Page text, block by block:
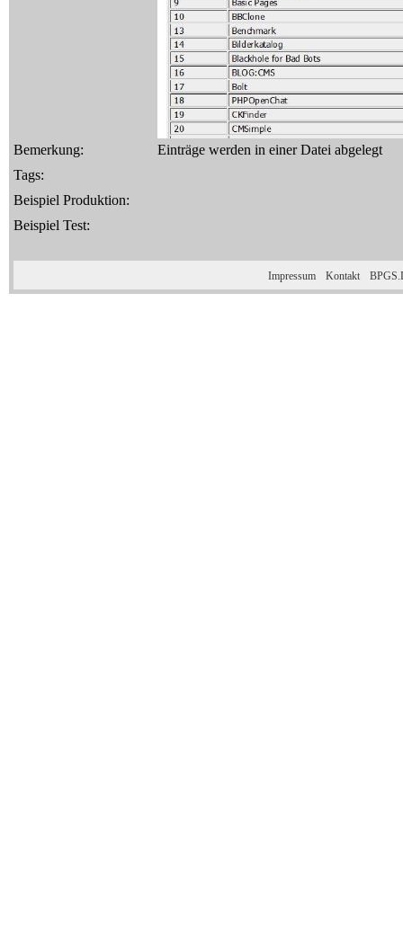
Bemerkung:
Einträge werden in einer Datei abgelegt
Tags:
Beispiel Produktion:
Beispiel Test:
Impressum Kontakt